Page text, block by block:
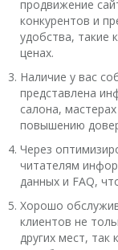
продвижение
конкурентов и
удобства, такие
ценах.
Наличие у вас
представлена
салона,
повышению
Через
читателям
данных и FAQ,
Хорошо
клиентов не
других мест, так